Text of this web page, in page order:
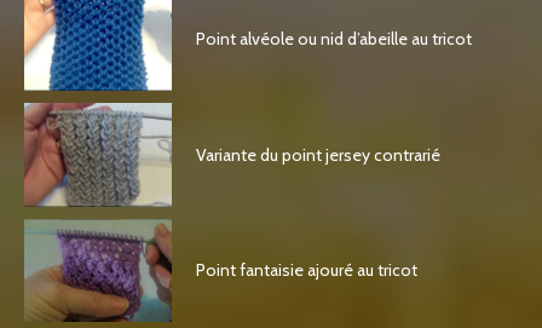
Point alvéole ou nid d’abeille au tricot
Variante du point jersey contrarié
Point fantaisie ajouré au tricot